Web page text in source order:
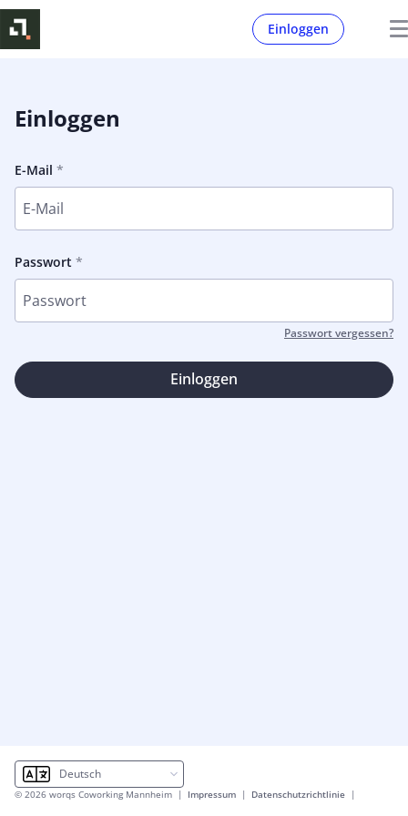
Einloggen
Einloggen
E-Mail
Passwort
Passwort vergessen?
Einloggen
© 2026 worqs Coworking Mannheim | Impressum | Datenschutzrichtlinie |